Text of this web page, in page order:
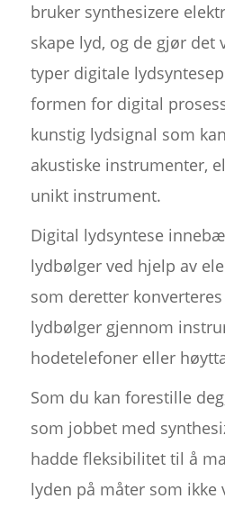
bruker synthesizere
skape lyd, og de gjør det
typer digitale
formen for digital
kunstig lydsignal som
akustiske instrumenter,
unikt instrument.
Digital lydsyntese
lydbølger ved hjelp av
som deretter
lydbølger gjennom
hodetelefoner eller
Som du kan forestille
som jobbet med
hadde fleksibilitet til å
lyden på måter som ikke